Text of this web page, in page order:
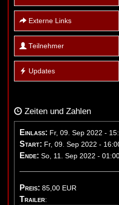
Externe Links
Teilnehmer
Updates
Zeiten und Zahlen
Einlass: Fr, 09. Sep 2022 -
Start: Fr, 09. Sep 2022 -
Ende: So, 11. Sep 2022 -
Preis: 85,00 EUR
Trailer: